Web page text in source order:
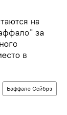
на
за
в
Баффало Сейбрз